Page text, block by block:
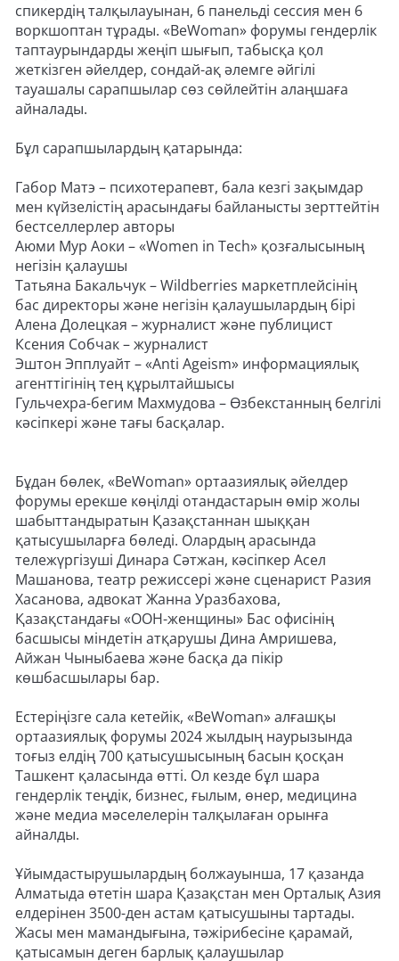
спикердің талқылауынан, 6 панельді сессия мен 6
воркшоптан тұрады. «BeWoman» форумы гендерлік
таптаурындарды жеңіп шығып, табысқа қол
жеткізген әйелдер, сондай-ақ әлемге әйгілі
тауашалы сарапшылар сөз сөйлейтін алаңшаға
айналады.
Бұл сарапшылардың қатарында:
Габор Матэ – психотерапевт, бала кезгі зақымдар
мен күйзелістің арасындағы байланысты зерттейтін
бестселлерлер авторы
Аюми Мур Аоки – «Women in Tech» қозғалысының
негізін қалаушы
Татьяна Бакальчук – Wildberries маркетплейсінің
бас директоры және негізін қалаушылардың бірі
Алена Долецкая – журналист және публицист
Ксения Собчак – журналист
Эштон Эпплуайт – «Anti Ageism» информациялық
агенттігінің тең құрылтайшысы
Гульчехра-бегим Махмудова – Өзбекстанның белгілі
кәсіпкері және тағы басқалар.
Бұдан бөлек, «BeWoman» ортаазиялық әйелдер
форумы ерекше көңілді отандастарын өмір жолы
шабыттандыратын Қазақстаннан шыққан
қатысушыларға бөледі. Олардың арасында
тележүргізуші Динара Сәтжан, кәсіпкер Асел
Машанова, театр режиссері және сценарист Разия
Хасанова, адвокат Жанна Уразбахова,
Қазақстандағы «ООН-женщины» Бас офисінің
басшысы міндетін атқарушы Дина Амришева,
Айжан Чыныбаева және басқа да пікір
көшбасшылары бар.
Естеріңізге сала кетейік, «BeWoman» алғашқы
ортаазиялық форумы 2024 жылдың наурызында
тоғыз елдің 700 қатысушысының басын қосқан
Ташкент қаласында өтті. Ол кезде бұл шара
гендерлік теңдік, бизнес, ғылым, өнер, медицина
және медиа мәселелерін талқылаған орынға
айналды.
Ұйымдастырушылардың болжауынша, 17 қазанда
Алматыда өтетін шара Қазақстан мен Орталық Азия
елдерінен 3500-ден астам қатысушыны тартады.
Жасы мен мамандығына, тәжірибесіне қарамай,
қатысамын деген барлық қалаушылар